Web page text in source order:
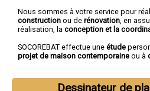
Nous sommes à votre service pour
construction ou de rénovation , en
réalisation, la conception et la
SOCOREBAT effectue une étude
projet de maison contemporaine ou à
Dessinateur de